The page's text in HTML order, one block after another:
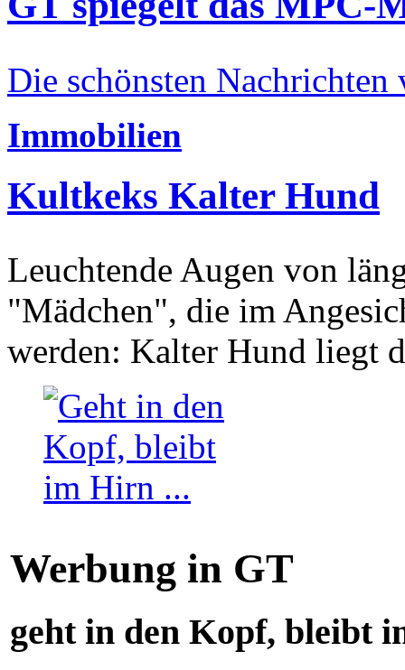
Die schönsten Nachrichten
Immobilien
Kultkeks Kalter Hund
Leuchtende Augen von
"Mädchen", die im
werden: Kalter Hund liegt
Werbung in GT
geht in den Kopf, bleibt